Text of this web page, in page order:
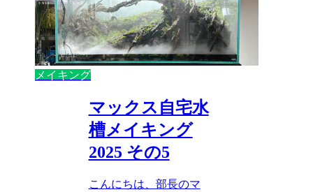
メイキング
マックス自宅水
槽メイキング
2025 その5
こんにちは、部長のマ